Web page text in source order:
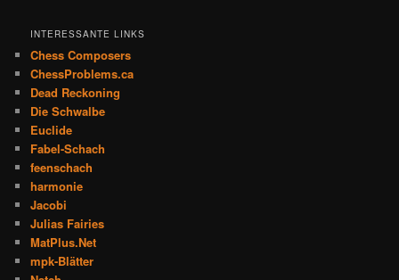
INTERESSANTE LINKS
Chess Composers
ChessProblems.ca
Dead Reckoning
Die Schwalbe
Euclide
Fabel-Schach
feenschach
harmonie
Jacobi
Julias Fairies
MatPlus.Net
mpk-Blätter